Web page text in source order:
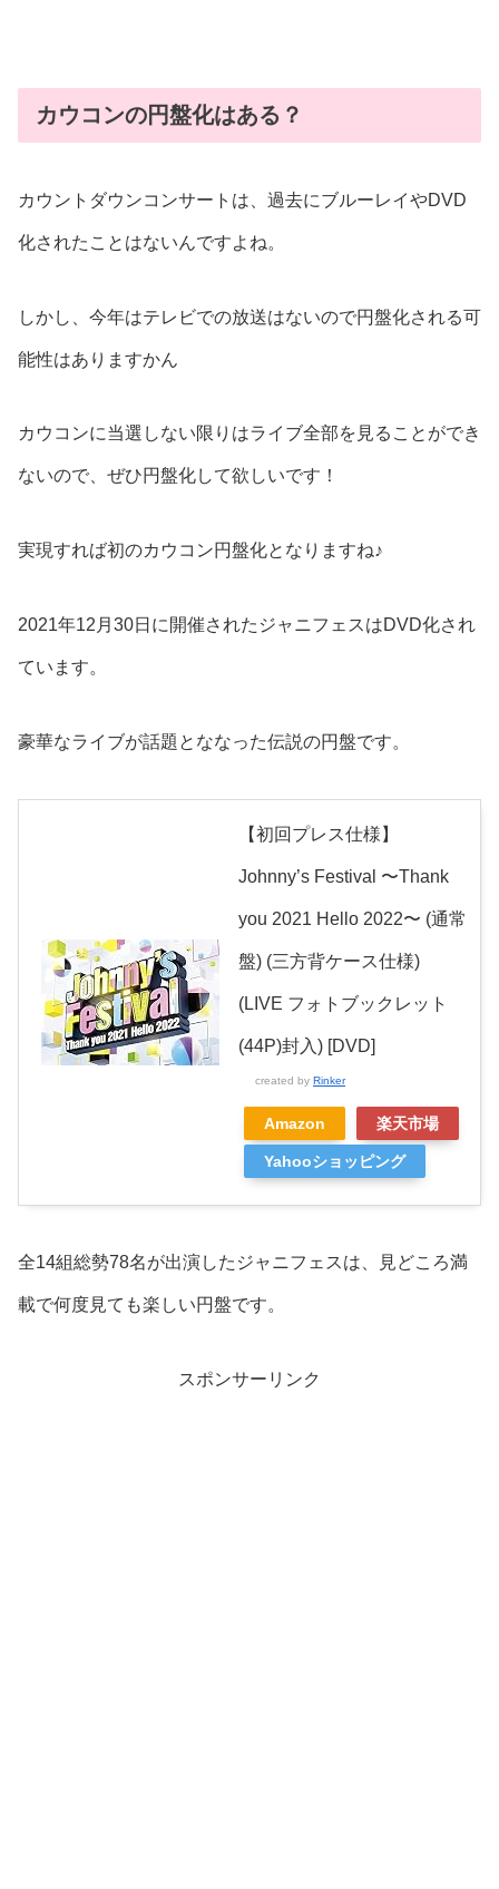
カウコンの円盤化はある？
カウントダウンコンサートは、過去にブルーレイやDVD
化されたことはないんですよね。
しかし、今年はテレビでの放送はないので円盤化される可
能性はありますかん
カウコンに当選しない限りはライブ全部を見ることができ
ないので、ぜひ円盤化して欲しいです！
実現すれば初のカウコン円盤化となりますね♪
2021年12月30日に開催されたジャニフェスはDVD化され
ています。
豪華なライブが話題とななった伝説の円盤です。
【初回プレス仕様】
Johnny’s Festival 〜Thank
you 2021 Hello 2022〜 (通常
盤) (三方背ケース仕様)
(LIVE フォトブックレット
(44P)封入) [DVD]
created by Rinker
Amazon 楽天市場
Yahooショッピング
全14組総勢78名が出演したジャニフェスは、見どころ満
載で何度見ても楽しい円盤です。
スポンサーリンク